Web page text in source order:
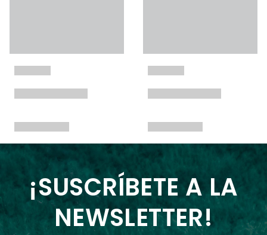
¡SUSCRÍBETE A LA
NEWSLETTER!